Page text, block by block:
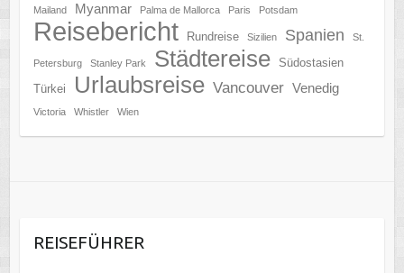
Mailand Myanmar Palma de Mallorca Paris Potsdam
Reisebericht Rundreise Sizilien Spanien St.
Petersburg Stanley Park Städtereise
Südostasien
Türkei
Urlaubsreise Vancouver Venedig
Victoria Whistler Wien
REISEFÜHRER